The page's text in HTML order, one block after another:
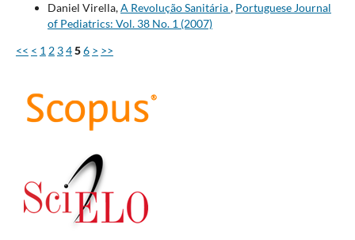
Daniel Virella,A Revolução Sanitária, Portuguese Journal
of Pediatrics: Vol. 38 No. 1 (2007)
<< < 1 2 3456 > >>